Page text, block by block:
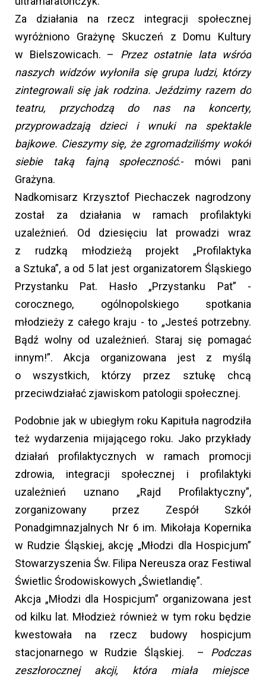
Za działania na rzecz integracji społecznej
wyróżniono Grażynę Skuczeń z Domu Kultury
w Bielszowicach. – Przez ostatnie lata wśród
naszych widzów wyłoniła się grupa ludzi, którzy
zintegrowali się jak rodzina. Jeździmy razem do
teatru, przychodzą do nas na koncerty,
przyprowadzają dzieci i wnuki na spektakle
bajkowe. Cieszymy się, że zgromadziliśmy wokół
siebie taką fajną społeczność.- mówi pani
Grażyna.
Nadkomisarz Krzysztof Piechaczek nagrodzony
został za działania w ramach profilaktyki
uzależnień. Od dziesięciu lat prowadzi wraz
z rudzką młodzieżą projekt „Profilaktyka
a Sztuka”, a od 5 lat jest organizatorem Śląskiego
Przystanku Pat. Hasło „Przystanku Pat” -
corocznego, ogólnopolskiego spotkania
młodzieży z całego kraju - to „Jesteś potrzebny.
Bądź wolny od uzależnień. Staraj się pomagać
innym!”. Akcja organizowana jest z myślą
o wszystkich, którzy przez sztukę chcą
przeciwdziałać zjawiskom patologii społecznej.
Podobnie jak w ubiegłym roku Kapituła nagrodziła
też wydarzenia mijającego roku. Jako przykłady
działań profilaktycznych w ramach promocji
zdrowia, integracji społecznej i profilaktyki
uzależnień uznano „Rajd Profilaktyczny”,
zorganizowany przez Zespół Szkół
Ponadgimnazjalnych Nr 6 im. Mikołaja Kopernika
w Rudzie Śląskiej, akcję „Młodzi dla Hospicjum”
Stowarzyszenia Św. Filipa Nereusza oraz Festiwal
Świetlic Środowiskowych „Świetlandię”.
Akcja „Młodzi dla Hospicjum” organizowana jest
od kilku lat. Młodzież również w tym roku będzie
kwestowała na rzecz budowy hospicjum
stacjonarnego w Rudzie Śląskiej. – Podczas
zeszłorocznej akcji, która miała miejsce